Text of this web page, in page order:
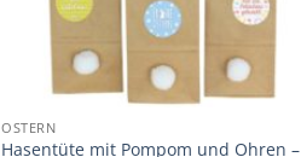
OSTERN
Hasentüte mit Pompom und Ohren –